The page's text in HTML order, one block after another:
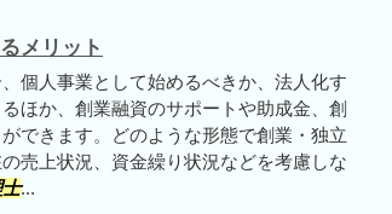
メリット
個人事業として始めるべきか、法人化す
ほか、創業融資のサポートや助成金、創
できます。どのような形態で創業・独立
売上状況、資金繰り状況などを考慮しな
...